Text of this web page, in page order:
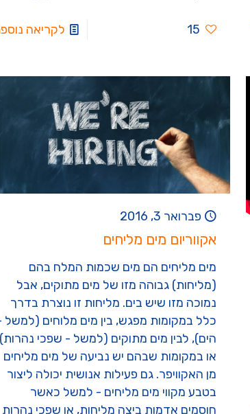
15 לקריאה
פברואר 3, 2016
אקווריום מים מליחים
מים מליחים הם מים שכמות המלח בהם
(מליחות) גבוהה מזו של מים מתוקים, אבל
נמוכה מזו שיש בים. מליחות זו נוצרת בדרך
כלל במקומות מפגש, בין מים מלוחים (למשל
הים), לבין מים מתוקים (למשל - שפכי
או במקומות שבהם יש נביעה של מים מליחים
מן האקוויפר. גם פעילות אנושית יכולה ליצור
בטבע מקווי מים מליחים - למשל כאשר
חוסמים אדמות ביצה מליחות, או שפכי נהרות